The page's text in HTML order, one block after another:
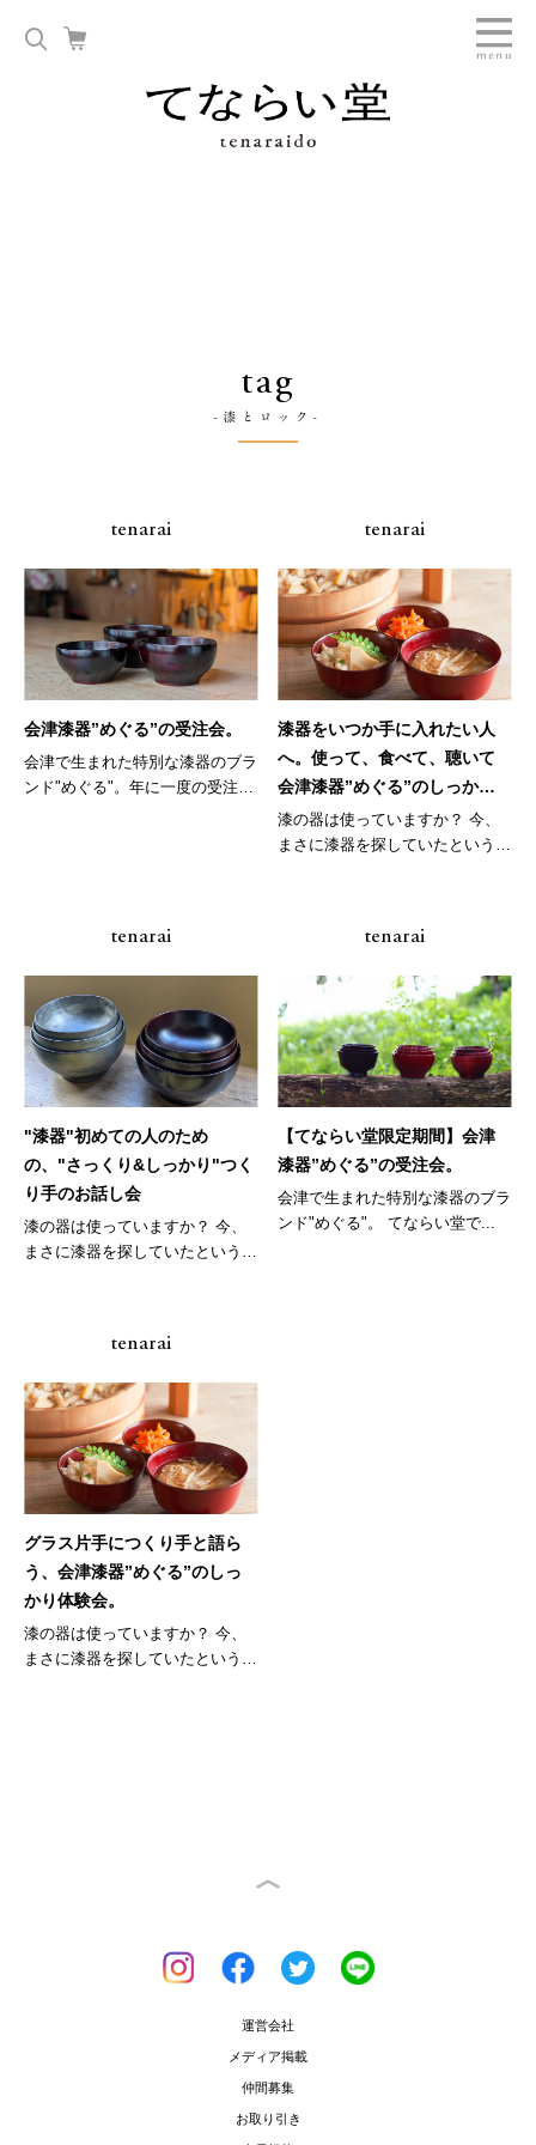
tag
-漆とロック-
tenarai
会津漆器”めぐる”の受注会。
会津で生まれた特別な漆器のブラ
ンド"めぐる"。年に一度の受注会
tenarai
漆器をいつか手に入れたい人
へ。使って、食べて、聴いて
会津漆器”めぐる”のしっかり
体験会。
漆の器は使っていますか？ 今、
まさに漆器を探していたという
tenarai
"漆器"初めての人のため
の、"さっくり&しっかり"つく
り手のお話し会
漆の器は使っていますか？ 今、
まさに漆器を探していたという
tenarai
【てならい堂限定期間】会津
漆器”めぐる”の受注会。
会津で生まれた特別な漆器のブラ
ンド"めぐる"。 てならい堂で...
tenarai
グラス片手につくり手と語ら
う、会津漆器”めぐる”のしっ
かり体験会。
漆の器は使っていますか？ 今、
まさに漆器を探していたという
運営会社
メディア掲載
仲間募集
お取り引き